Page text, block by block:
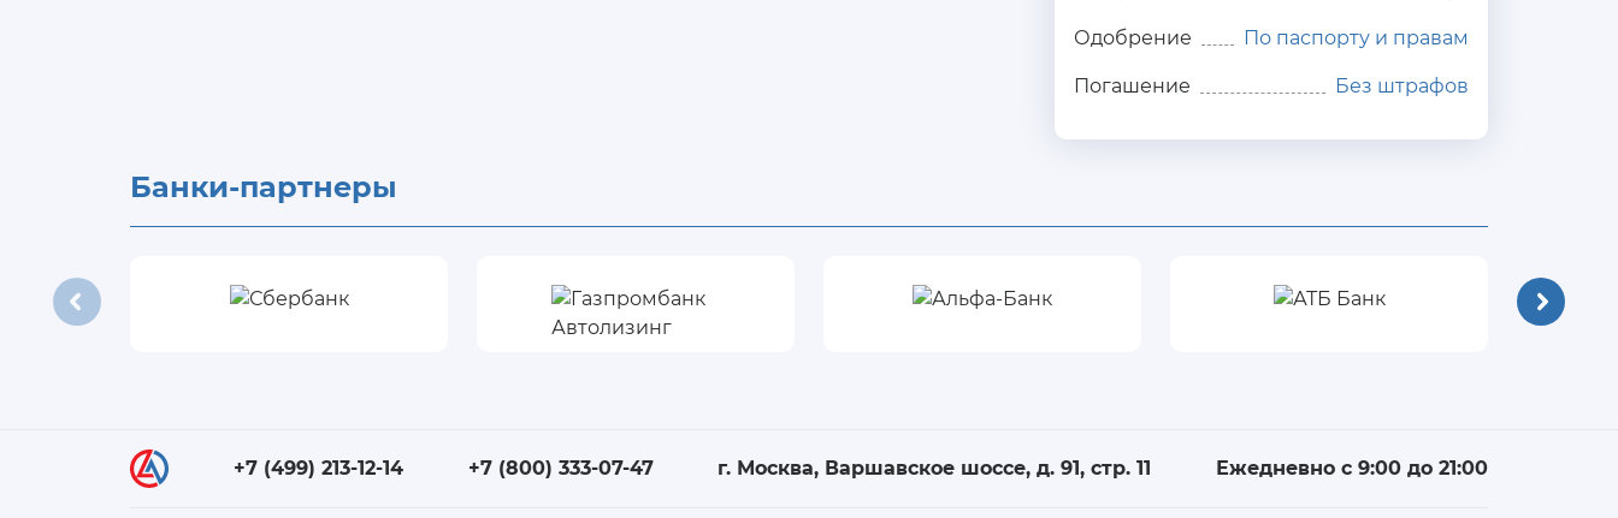
Одобрение По паспорту и правам
Погашение Без штрафов
Банки-партнеры
+7 (499) 213-12-14 +7 (800) 333-07-47 г. Москва, Варшавское шоссе, д. 91, стр. 11 Ежедневно с 9:00 до 21:00